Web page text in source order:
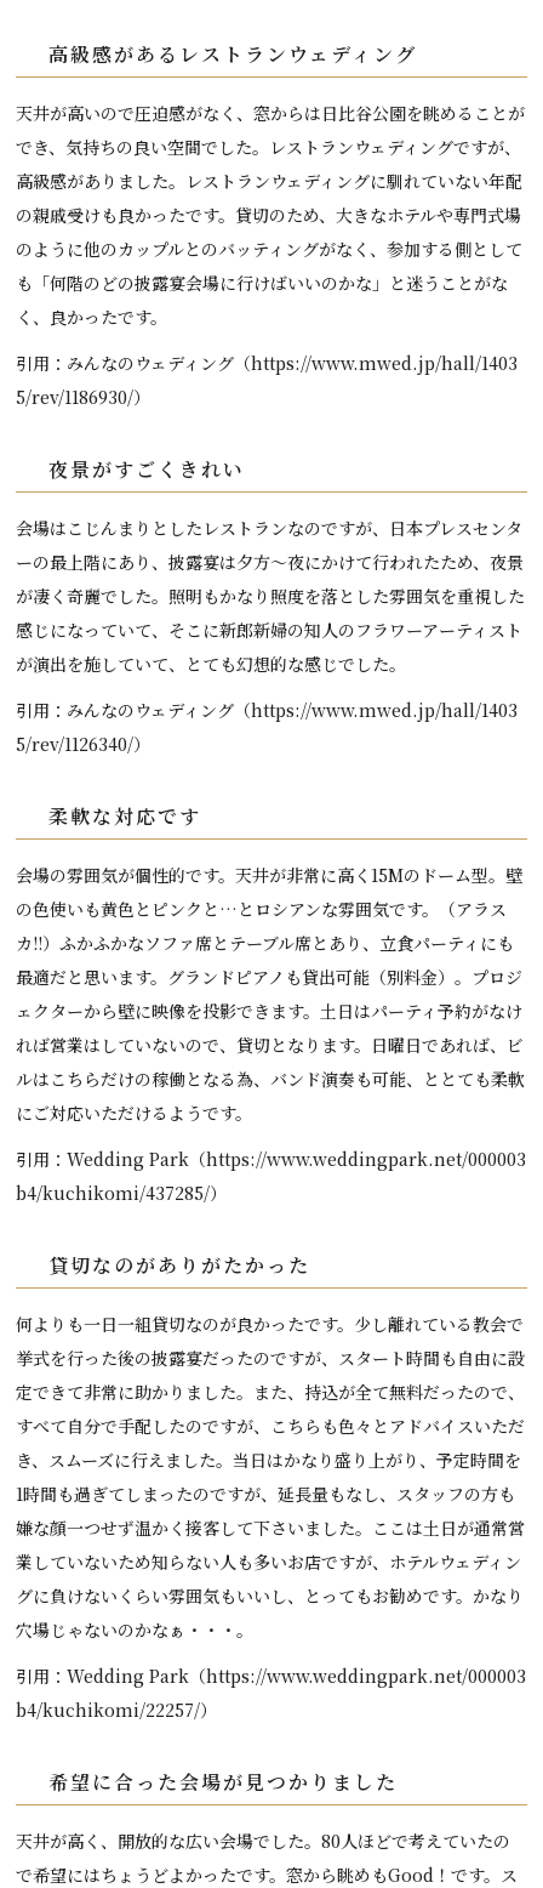
高級感があるレストランウェディング
天井が高いので圧迫感がなく、窓からは日比谷公園を眺めることが
でき、気持ちの良い空間でした。レストランウェディングですが、
高級感がありました。レストランウェディングに馴れていない年配
の親戚受けも良かったです。貸切のため、大きなホテルや専門式場
のように他のカップルとのバッティングがなく、参加する側として
も「何階のどの披露宴会場に行けばいいのかな」と迷うことがな
く、良かったです。
引用：みんなのウェディング（https://www.mwed.jp/hall/1403
5/rev/1186930/）
夜景がすごくきれい
会場はこじんまりとしたレストランなのですが、日本プレスセンタ
ーの最上階にあり、披露宴は夕方～夜にかけて行われたため、夜景
が凄く奇麗でした。照明もかなり照度を落とした雰囲気を重視した
感じになっていて、そこに新郎新婦の知人のフラワーアーティスト
が演出を施していて、とても幻想的な感じでした。
引用：みんなのウェディング（https://www.mwed.jp/hall/1403
5/rev/1126340/）
柔軟な対応です
会場の雰囲気が個性的です。天井が非常に高く15Mのドーム型。壁
の色使いも黄色とピンクと…とロシアンな雰囲気です。（アラス
カ!!）ふかふかなソファ席とテーブル席とあり、立食パーティにも
最適だと思います。グランドピアノも貸出可能（別料金）。プロジ
ェクターから壁に映像を投影できます。土日はパーティ予約がなけ
れば営業はしていないので、貸切となります。日曜日であれば、ビ
ルはこちらだけの稼働となる為、バンド演奏も可能、ととても柔軟
にご対応いただけるようです。
引用：Wedding Park（https://www.weddingpark.net/000003
b4/kuchikomi/437285/）
貸切なのがありがたかった
何よりも一日一組貸切なのが良かったです。少し離れている教会で
挙式を行った後の披露宴だったのですが、スタート時間も自由に設
定できて非常に助かりました。また、持込が全て無料だったので、
すべて自分で手配したのですが、こちらも色々とアドバイスいただ
き、スムーズに行えました。当日はかなり盛り上がり、予定時間を
1時間も過ぎてしまったのですが、延長量もなし、スタッフの方も
嫌な顔一つせず温かく接客して下さいました。ここは土日が通常営
業していないため知らない人も多いお店ですが、ホテルウェディン
グに負けないくらい雰囲気もいいし、とってもお勧めです。かなり
穴場じゃないのかなぁ・・・。
引用：Wedding Park（https://www.weddingpark.net/000003
b4/kuchikomi/22257/）
希望に合った会場が見つかりました
天井が高く、開放的な広い会場でした。80人ほどで考えていたの
で希望にはちょうどよかったです。窓から眺めもGood！です。ス